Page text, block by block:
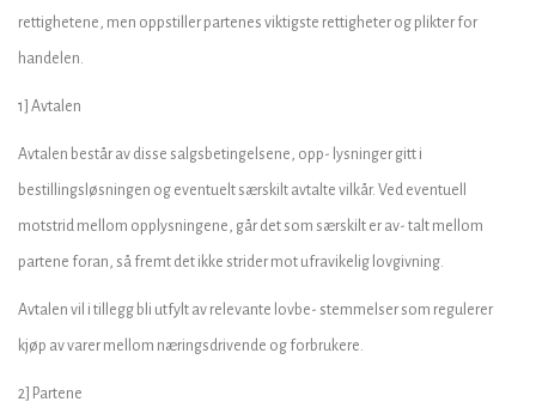
rettighetene, men oppstiller partenes viktigste rettigheter og plikter for
handelen.
1] Avtalen
Avtalen består av disse salgsbetingelsene, opp- lysninger gitt i
bestillingsløsningen og eventuelt særskilt avtalte vilkår. Ved eventuell
motstrid mellom opplysningene, går det som særskilt er av- talt mellom
partene foran, så fremt det ikke strider mot ufravikelig lovgivning.
Avtalen vil i tillegg bli utfylt av relevante lovbe- stemmelser som regulerer
kjøp av varer mellom næringsdrivende og forbrukere.
2] Partene